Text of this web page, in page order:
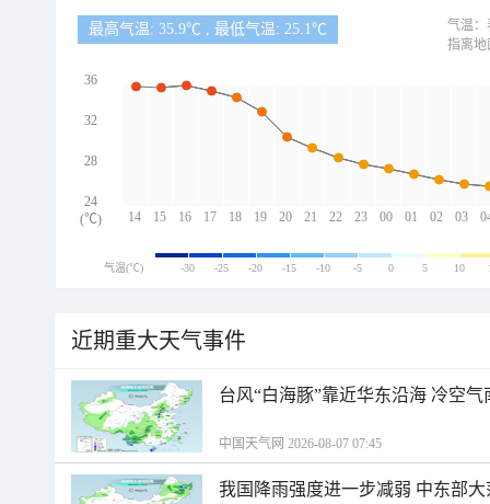
最高气温: 35.9℃ , 最低气温: 25.1℃
14 15 16 17 18 19 20 21 22 23 00 01 02 03
36
32
28
24
(℃)
气温：
指离地
气温(℃) -30 -25 -20 -15 -10 -5 0 5 10
近期重大天气事件
台风“白海豚”靠近华东沿海 冷空
中国天气网 2026-08-07 07:45
我国降雨强度进一步减弱 中东部